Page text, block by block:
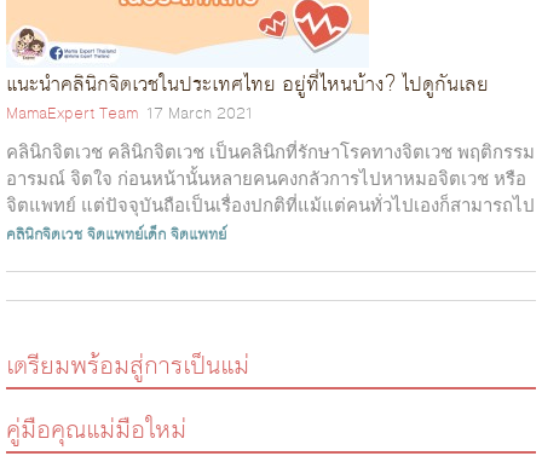
แนะนำคลินิกจิตเวชในประเทศไทย อยู่ที่ไหนบ้าง? ไปดูกันเลย
MamaExpert Team 17 March 2021
คลินิกจิตเวช คลินิกจิตเวช เป็นคลินิกที่รักษาโรคทางจิตเวช พฤติกรรม
อารมณ์ จิตใจ ก่อนหน้านั้นหลายคนคงกลัวการไปหาหมอจิตเวช หรือ
จิตแพทย์ แต่ปัจจุบันถือเป็นเรื่องปกติที่แม้แต่คนทั่วไปเองก็สามารถไป
พบแพทย...
คลินิกจิตเวชจิตแพทย์เด็กจิตแพทย์
เตรียมพร้อมสู่การเป็นแม่
คู่มือคุณแม่มือใหม่